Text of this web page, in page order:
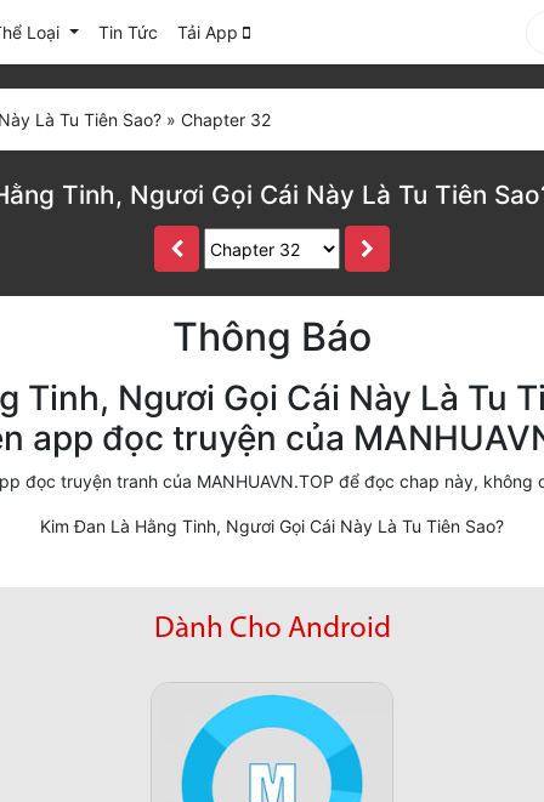
Loại Tin Tức Tải App
Là Tu Tiên Sao? » Chapter 32
Tinh, Ngươi Gọi Cái Này Là Tu Tiên
Thông Báo
Tinh, Ngươi Gọi Cái Này Là Tu
app đọc truyện của
đọc truyện tranh của MANHUAVN.TOP để đọc chap này, không
Kim Đan Là Hằng Tinh, Ngươi Gọi Cái Này Là Tu Tiên Sao?
Dành Cho Android